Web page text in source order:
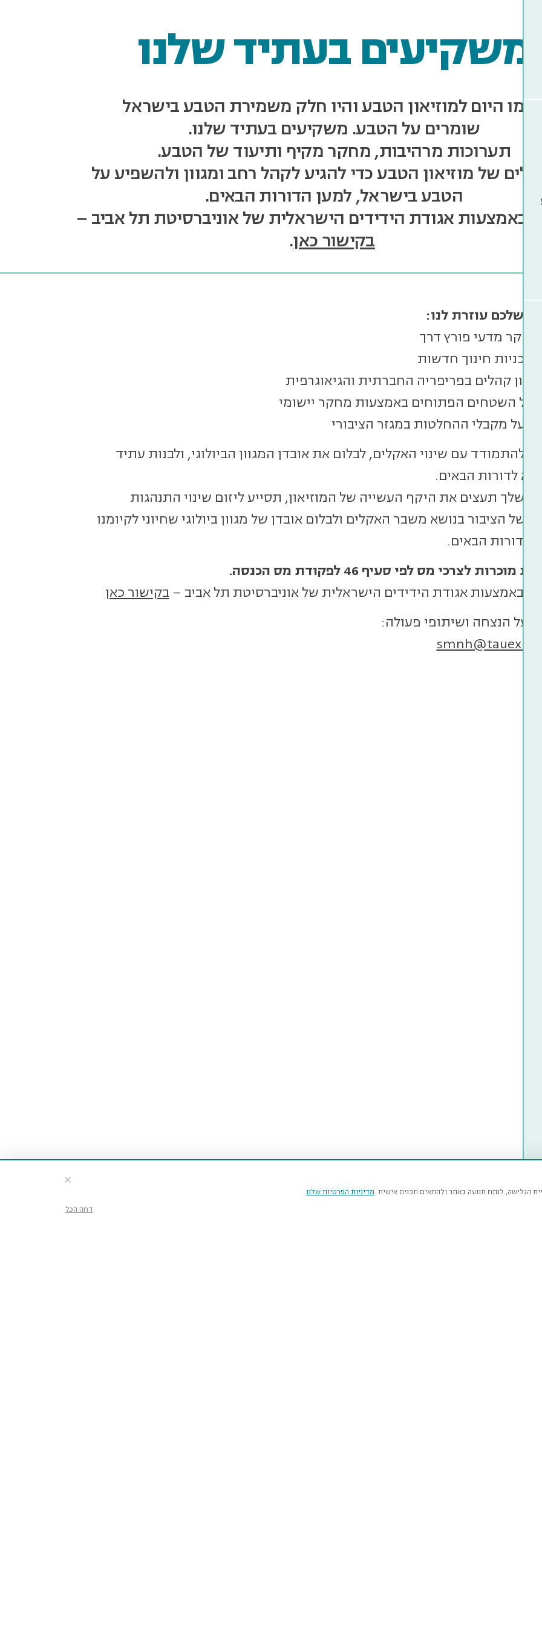
משקיעים בעתיד שלנו
היום למוזיאון הטבע והיו חלק משמירת הטבע בישראל
שומרים על הטבע. משקיעים בעתיד שלנו.
תערוכות מרהיבות, מחקר מקיף ותיעוד של הטבע.
הכלים של מוזיאון הטבע כדי להגיע לקהל רחב ומגוון ולהשפיע על
הטבע בישראל, למען הדורות הבאים.
באמצעות אגודת הידידים הישראלית של אוניברסיטת תל אביב –
בקישור כאן.
שלכם עוזרת לנו:
מחקר מדעי פורץ דרך
תוכניות חינוך חדשות
מגוון קהלים בפריפריה החברתית והגיאוגרפית
על השטחים הפתוחים באמצעות מחקר יישומי
על מקבלי ההחלטות במגזר הציבורי
להתמודד עם שינוי האקלים, לבלום את אובדן המגוון הביולוגי, ולבנות עתיד
לדורות הבאים.
שלך תעצים את היקף העשייה של המוזיאון, תסייע ליזום שינוי התנהגות
של הציבור בנושא משבר האקלים ולבלום אובדן של מגוון ביולוגי שחיוני לקיומנו
הדורות הבאים.
מוכרות לצרכי מס לפי סעיף 46 לפקודת מס הכנסה.
באמצעות אגודת הידידים הישראלית של אוניברסיטת תל אביב – בקישור כאן
על הנצחה ושיתופי פעולה:
הגלישה, לנתח תנועה באתר ולהתאים תכנים אישית. מדיניות הפרטיות שלנו
דחה הכל